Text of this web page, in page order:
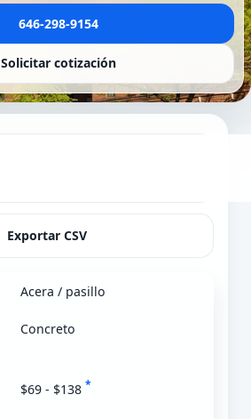
646-298-9154
Solicitar cotización
Exportar CSV
Acera / pasillo
Concreto
$69 - $138 *